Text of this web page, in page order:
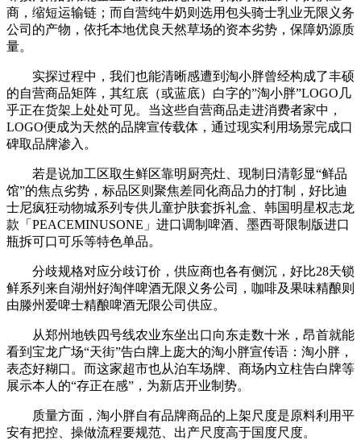
商，缩短运输链；而自营纯牛奶则选用包头骑士乳业无限义务
公司的产物，依托本地优良天然草场的资本劣势，保障奶源质
量。
实探过程中，我们也能清晰感遭到淘小胖曾经构成了丰硕
的自营商品矩阵，其红底（或蓝底）白字的”淘小胖”LOGO几
乎正在货架上处处可见。当这些自营商品走进消费者家中，
LOGO便成为天然的品牌宣传载体，通过现实利用场景完成口
碑取品牌渗入。
若是说加工区取生鲜区靠明厨亮灶、现制日清彰显“鲜品
馆”的焦点劣势，标品区则聚焦差同化商品力的打制，好比迪
士尼疯狂动物城系列专供儿童护肤套拆礼盒、韩国明星权志龙
款「PEACEMINUSONE」进口调制啤酒、墨西哥限制版进口
瓶拆可口可乐等特色单品。
分歧规格对应分歧订价，供应商也各有侧沉，好比28天锁
鲜系列来自湖州好淘伴啤酒无限义务公司，咖啡及果味精酿则
由滕州爱啤士精酿啤酒无限公司供应。
从郑州地铁四号线农业东坐出口向东走数十米，昂首就能
看到宝龙广场“天街”告白牌上庞大的淘小胖宣传语：淘小胖，
表态好糊口。而这家超市也从泊车场牌、商场内立柱告白牌等
展示本人的“存正在感”，为新店开业制势。
质量方面，淘小胖自有品牌商品的上架尺度是原料利用平
安有把控、操做流程要规范、出产尺度高于国度尺度。